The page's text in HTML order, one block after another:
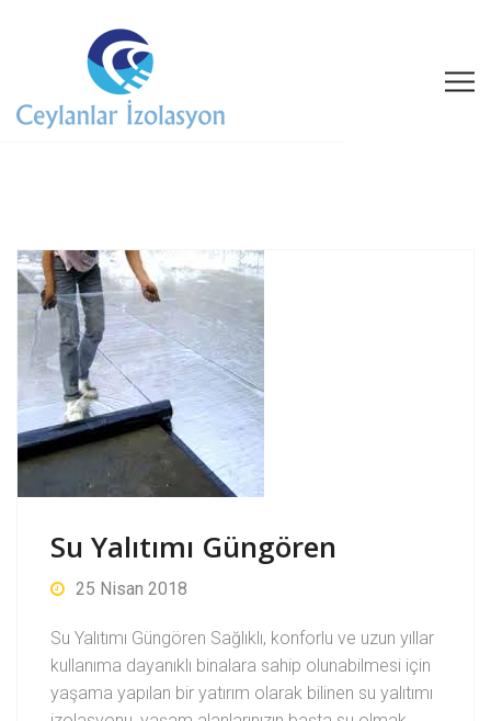
Su Yalıtımı Güngören
25 Nisan 2018
Su Yalıtımı Güngören Sağlıklı, konforlu ve uzun yıllar
kullanıma dayanıklı binalara sahip olunabilmesi için
yaşama yapılan bir yatırım olarak bilinen su yalıtımı